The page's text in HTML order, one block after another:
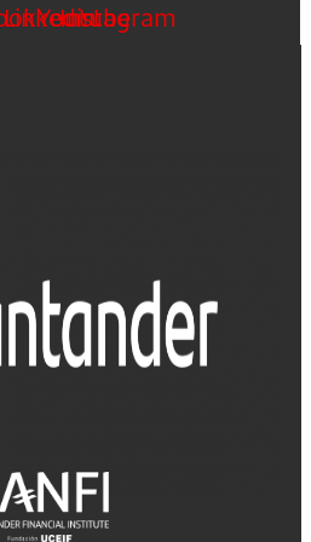
Linkedin
Youtube
Instagram